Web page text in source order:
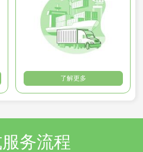
了解更多
务流程